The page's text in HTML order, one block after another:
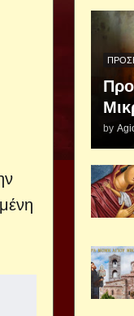
by